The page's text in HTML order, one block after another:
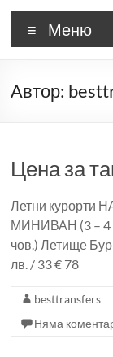
Такси
Бургас /
летище
Трансфер
Меню
Автор:
Цена за
Летни курорти
МИНИВАН (3 – 4
чов.) Летище
лв. / 33 € 78
besttransfers
Няма